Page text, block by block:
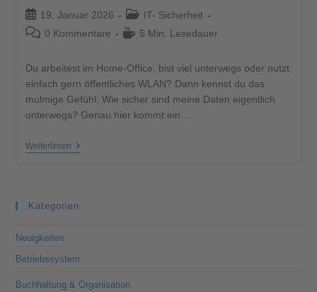
19. Januar 2026
IT- Sicherheit
0 Kommentare
5 Min. Lesedauer
Du arbeitest im Home-Office, bist viel unterwegs oder nutzt
einfach gern öffentliches WLAN? Dann kennst du das
mulmige Gefühl: Wie sicher sind meine Daten eigentlich
unterwegs? Genau hier kommt ein…
Weiterlesen
Kategorien
Neuigkeiten
Betriebssystem
Buchhaltung & Organisation